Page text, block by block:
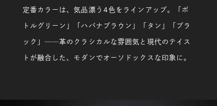
定番カラーは、気品漂う4色をラインアップ。「ボ
トルグリーン」「ハバナブラウン」「タン」「ブラ
ック」──革のクラシカルな雰囲気と現代のテイス
トが融合した、モダンでオーソドックスな印象に。